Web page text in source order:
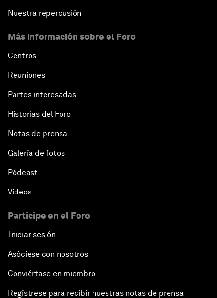
Nuestra repercusión
Más información sobre el Foro
Centros
Reuniones
Partes interesadas
Historias del Foro
Notas de prensa
Galería de fotos
Pódcast
Vídeos
Participe en el Foro
Iniciar sesión
Asóciese con nosotros
Conviértase en miembro
Regístrese para recibir nuestras notas de prensa